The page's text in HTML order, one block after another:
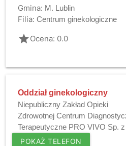
Gmina: M. Lublin
Filia: Centrum ginekologiczne
gradeOcena: 0.0
Oddział ginekologiczny
Niepubliczny Zakład Opieki
Zdrowotnej Centrum
Terapeutyczne PRO VIVO Sp. z
POKAŻ TELEFON